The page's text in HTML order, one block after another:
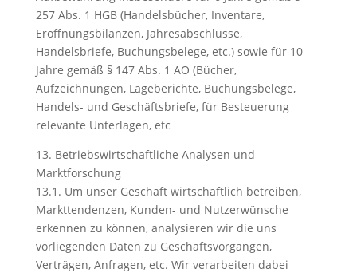
257 Abs. 1 HGB (Handelsbücher, Inventare,
Eröffnungsbilanzen, Jahresabschlüsse,
Handelsbriefe, Buchungsbelege, etc.) sowie für 10
Jahre gemäß § 147 Abs. 1 AO (Bücher,
Aufzeichnungen, Lageberichte, Buchungsbelege,
Handels- und Geschäftsbriefe, für Besteuerung
relevante Unterlagen, etc
13. Betriebswirtschaftliche Analysen und
Marktforschung
13.1. Um unser Geschäft wirtschaftlich betreiben,
Markttendenzen, Kunden- und Nutzerwünsche
erkennen zu können, analysieren wir die uns
vorliegenden Daten zu Geschäftsvorgängen,
Verträgen, Anfragen, etc. Wir verarbeiten dabei